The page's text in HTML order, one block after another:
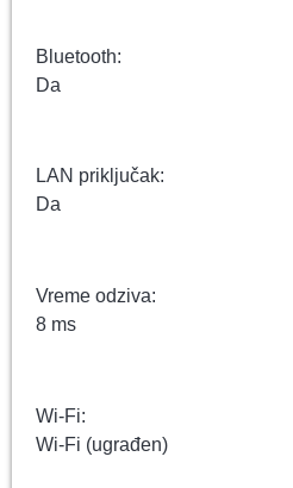
Bluetooth:
Da
LAN priključak:
Da
Vreme odziva:
8 ms
Wi-Fi:
Wi-Fi (ugrađen)